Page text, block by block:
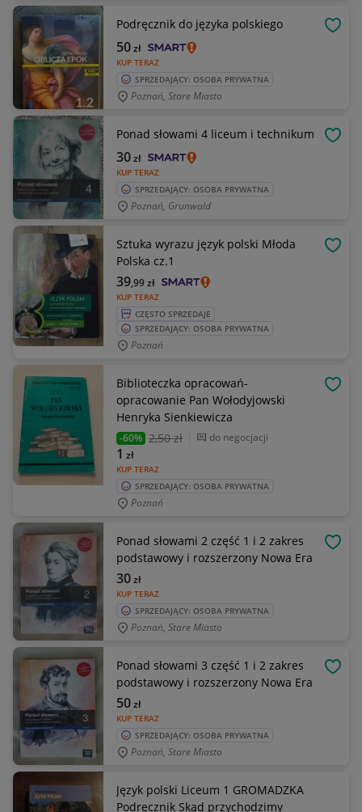
Podręcznik do języka polskiego
KUP TERAZ
50zł
SPRZEDAJĄCY: OSOBA PRYWATNA
Poznań, Stare Miasto
Ponad słowami 4 liceum i technikum
KUP TERAZ
30zł
SPRZEDAJĄCY: OSOBA PRYWATNA
Poznań, Grunwald
Sztuka wyrazu język polski Młoda
Polska cz.1
KUP TERAZ
39,99zł
CZĘSTO SPRZEDAJE
SPRZEDAJĄCY: OSOBA PRYWATNA
Poznań
Biblioteczka opracowań-
opracowanie Pan Wołodyjowski
Henryka Sienkiewicza
-60% 2,50 zł do negocjacji
KUP TERAZ
1 zł
SPRZEDAJĄCY: OSOBA PRYWATNA
Poznań
Ponad słowami 2 część 1 i 2 zakres
podstawowy i rozszerzony Nowa Era
KUP TERAZ
30zł
SPRZEDAJĄCY: OSOBA PRYWATNA
Poznań, Stare Miasto
Ponad słowami 3 część 1 i 2 zakres
podstawowy i rozszerzony Nowa Era
KUP TERAZ
50zł
SPRZEDAJĄCY: OSOBA PRYWATNA
Poznań, Stare Miasto
Język polski Liceum 1 GROMADZKA
Podręcznik Skąd przychodzimy